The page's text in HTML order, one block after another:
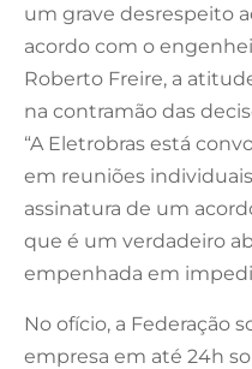
um grave desrespeito
acordo com o
Roberto Freire, a
na contramão das
“A Eletrobras está
em reuniões
assinatura de um
que é um verdadeiro
empenhada em
No ofício, a Federação
empresa em até 24h